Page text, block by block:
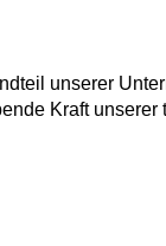
unserer
Kraft unserer